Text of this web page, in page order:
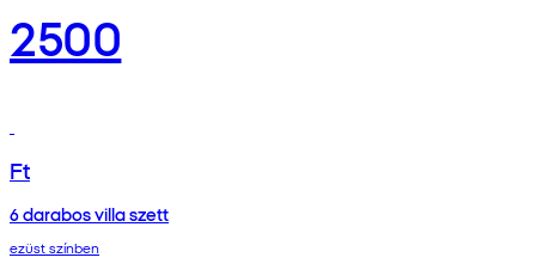
2500
Ft
6 darabos villa szett
ezüst színben